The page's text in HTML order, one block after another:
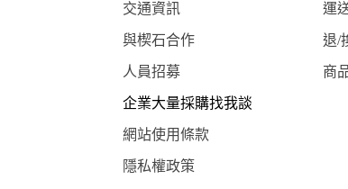
交通資訊 運
與楔石合作 退/
人員招募 商
企業大量採購找我談
網站使用條款
隱私權政策